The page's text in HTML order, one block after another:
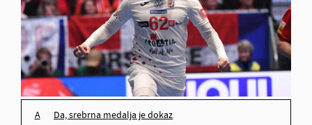
da, srebrna medalja je dokaz